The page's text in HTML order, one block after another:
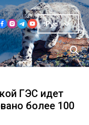
Рус
ГЭС идет
более 100